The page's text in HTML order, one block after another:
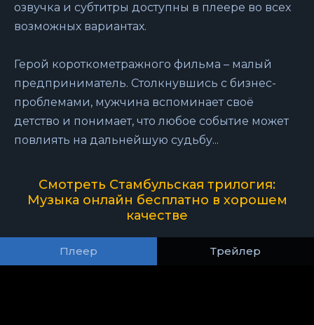
озвучка и субтитры доступны в плеере во всех
возможных вариантах.
Герой короткометражного фильма – малый
предприниматель. Столкнувшись с бизнес-
проблемами, мужчина вспоминает своё
детство и понимает, что любое событие может
повлиять на дальнейшую судьбу...
Смотреть Стамбульская трилогия:
Музыка онлайн бесплатно в хорошем
качестве
Плеер Трейлер